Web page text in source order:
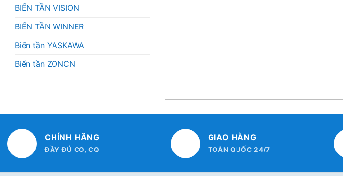
BIẾN TẦN VISION
BIẾN TẦN WINNER
Biến tần YASKAWA
Biến tần ZONCN
CHÍNH HÃNG
ĐẦY ĐỦ CO, CQ
GIAO HÀNG
TOÀN QUỐC 24/7